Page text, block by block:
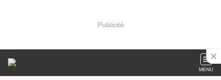
Publicité
MENU